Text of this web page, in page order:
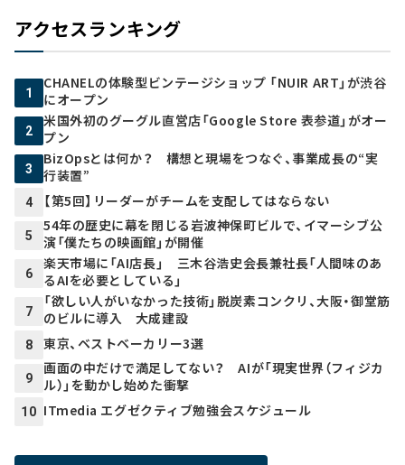
アクセスランキング
1
CHANELの体験型ビンテージショップ 「NUIR ART」が渋谷
にオープン
2
米国外初のグーグル直営店「Google Store 表参道」がオー
プン
3
BizOpsとは何か？ 構想と現場をつなぐ、事業成長の“実
行装置”
4 【第5回】リーダーがチームを支配してはならない
5
54年の歴史に幕を閉じる岩波神保町ビルで、イマーシブ公
演「僕たちの映画館」が開催
6
楽天市場に「AI店長」 三木谷浩史会長兼社長「人間味のあ
るAIを必要としている」
7
「欲しい人がいなかった技術」脱炭素コンクリ、大阪・御堂筋
のビルに導入 大成建設
8 東京、ベストベーカリー3選
9
画面の中だけで満足してない？ AIが「現実世界（フィジカ
ル）」を動かし始めた衝撃
10 ITmedia エグゼクティブ勉強会スケジュール